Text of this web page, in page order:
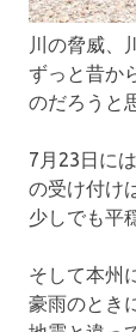
川の脅威、
ずっと昔か
のだろうと
7月23日に
の受け付け
少しでも平
そして本州
豪雨のとき